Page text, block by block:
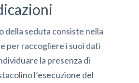
della seduta consiste nella
per raccogliere i suoi dati
la presenza di
l’esecuzione del